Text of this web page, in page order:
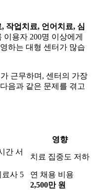
작업치료, 언어치료, 심
용자 200명 이상에게
하는 대형 센터가 많습
근무하며, 센터의 가장
음과 같은 문제를 겪고
영향
간 서
치료 집중도 저하
료사 5
연 채용 비용
2,500만 원